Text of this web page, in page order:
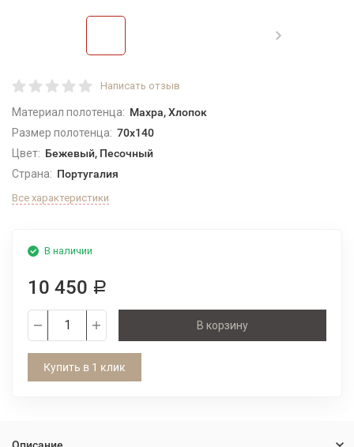
Написать отзыв
Материал полотенца: Махра, Хлопок
Размер полотенца: 70x140
Цвет: Бежевый, Песочный
Страна: Португалия
Все характеристики
В наличии
10 450 Р
В корзину
Купить в 1 клик